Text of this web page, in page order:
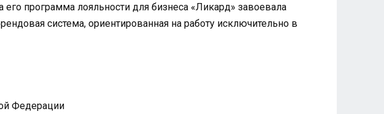
программа лояльности для бизнеса «Ликард» завоевала
система, ориентированная на работу исключительно в
Федерации